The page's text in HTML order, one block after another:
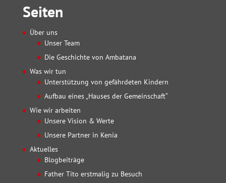
Seiten
Über uns
Unser Team
Die Geschichte von Ambatana
Was wir tun
Unterstützung von gefährdeten Kindern
Aufbau eines „Hauses der Gemeinschaft“
Wie wir arbeiten
Unsere Vision & Werte
Unsere Partner in Kenia
Aktuelles
Blogbeiträge
Father Tito erstmalig zu Besuch